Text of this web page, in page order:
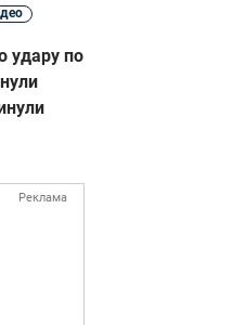
удару по
Реклама